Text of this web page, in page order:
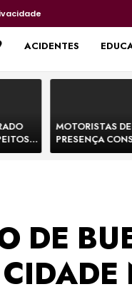
ACIDENTES
25
MOTORISTAS
PRESENÇA
DE BOVINOS NA
DE